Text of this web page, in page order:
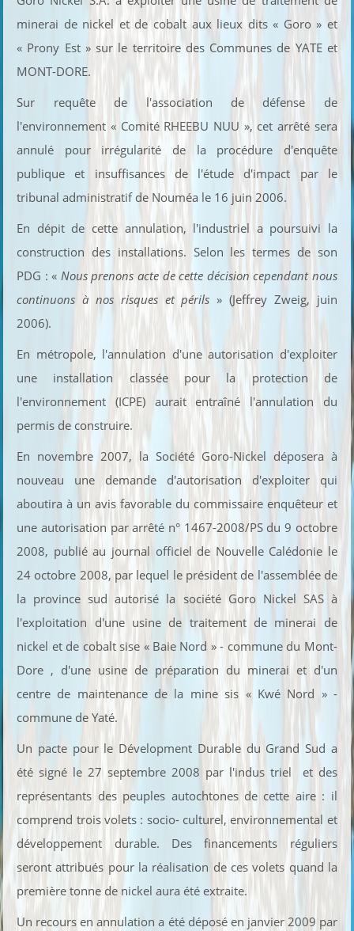
minerai de nickel et de cobalt aux lieux dits « Goro » et
« Prony Est » sur le territoire des Communes de YATE et
MONT-DORE.
Sur requête de l'association de défense de
l'environnement « Comité RHEEBU NUU », cet arrêté sera
annulé pour irrégularité de la procédure d'enquête
publique et insuffisances de l'étude d'impact par le
tribunal administratif de Nouméa le 16 juin 2006.
En dépit de cette annulation, l'industriel a poursuivi la
construction des installations. Selon les termes de son
PDG : « Nous prenons acte de cette décision cependant nous
continuons à nos risques et périls » (Jeffrey Zweig, juin
2006).
En métropole, l'annulation d'une autorisation d'exploiter
une installation classée pour la protection de
l'environnement (ICPE) aurait entraîné l'annulation du
permis de construire.
En novembre 2007, la Société Goro-Nickel déposera à
nouveau une demande d'autorisation d'exploiter qui
aboutira à un avis favorable du commissaire enquêteur et
une autorisation par arrêté n° 1467-2008/PS du 9 octobre
2008, publié au journal officiel de Nouvelle Calédonie le
24 octobre 2008, par lequel le président de l'assemblée de
la province sud autorisé la société Goro Nickel SAS à
l'exploitation d'une usine de traitement de minerai de
nickel et de cobalt sise « Baie Nord » - commune du Mont-
Dore , d'une usine de préparation du minerai et d'un
centre de maintenance de la mine sis « Kwé Nord » -
commune de Yaté.
Un pacte pour le Dévelopment Durable du Grand Sud a
été signé le 27 septembre 2008 par l'indus triel et des
représentants des peuples autochtones de cette aire : il
comprend trois volets : socio- culturel, environnemental et
développement durable. Des financements réguliers
seront attribués pour la réalisation de ces volets quand la
première tonne de nickel aura été extraite.
Un recours en annulation a été déposé en janvier 2009 par